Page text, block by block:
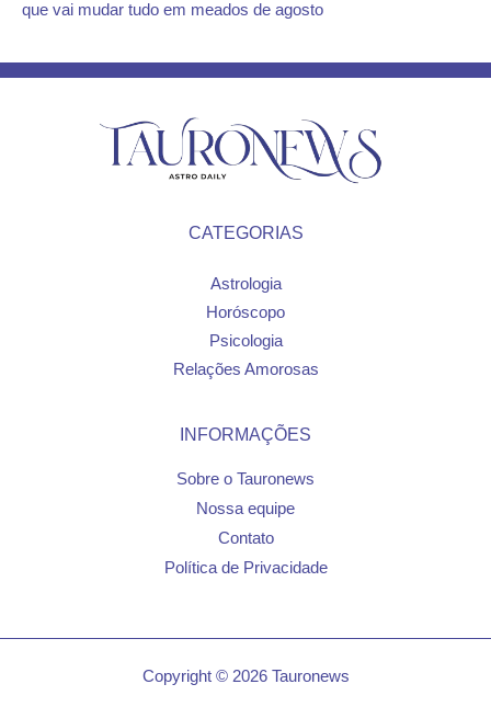
que vai mudar tudo em meados de agosto
CATEGORIAS
Astrologia
Horóscopo
Psicologia
Relações Amorosas
INFORMAÇÕES
Sobre o Tauronews
Nossa equipe
Contato
Política de Privacidade
Copyright © 2026 Tauronews